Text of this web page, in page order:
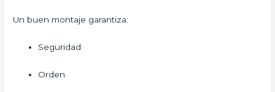
Un buen montaje garantiza:
Seguridad
Orden